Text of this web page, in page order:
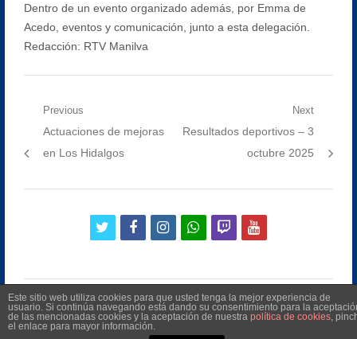
Dentro de un evento organizado además, por Emma de
Acedo, eventos y comunicación, junto a esta delegación.
Redacción: RTV Manilva
Navegación
de
Previous
Previous
post:
Actuaciones de mejoras
en Los Hidalgos
Next
Next
Resultados deportivos – 3
octubre 2025
twitterfacebookinstagramwhatsapp
twitchyoutube
©2026 Radio Televisión Municipal de Manilva
Este sitio web utiliza cookies para que usted tenga la mejor experiencia de
usuario. Si continúa navegando está dando su consentimiento para la
de las mencionadas cookies y la aceptación de nuestra política de cookies,
el enlace para mayor información.